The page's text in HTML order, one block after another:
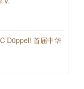
Düppel! 首届中华